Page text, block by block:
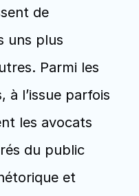
de
uns plus
Parmi les
à l’issue parfois
les avocats
du public
et